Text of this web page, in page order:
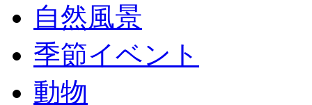
自然風景
季節イベント
動物